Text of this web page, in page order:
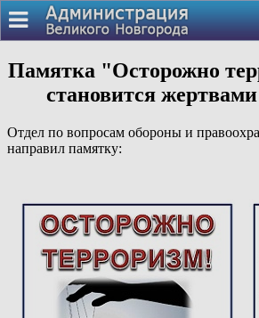
Памятка "Осторожно
становится
Отдел по вопросам обороны и
направил памятку: